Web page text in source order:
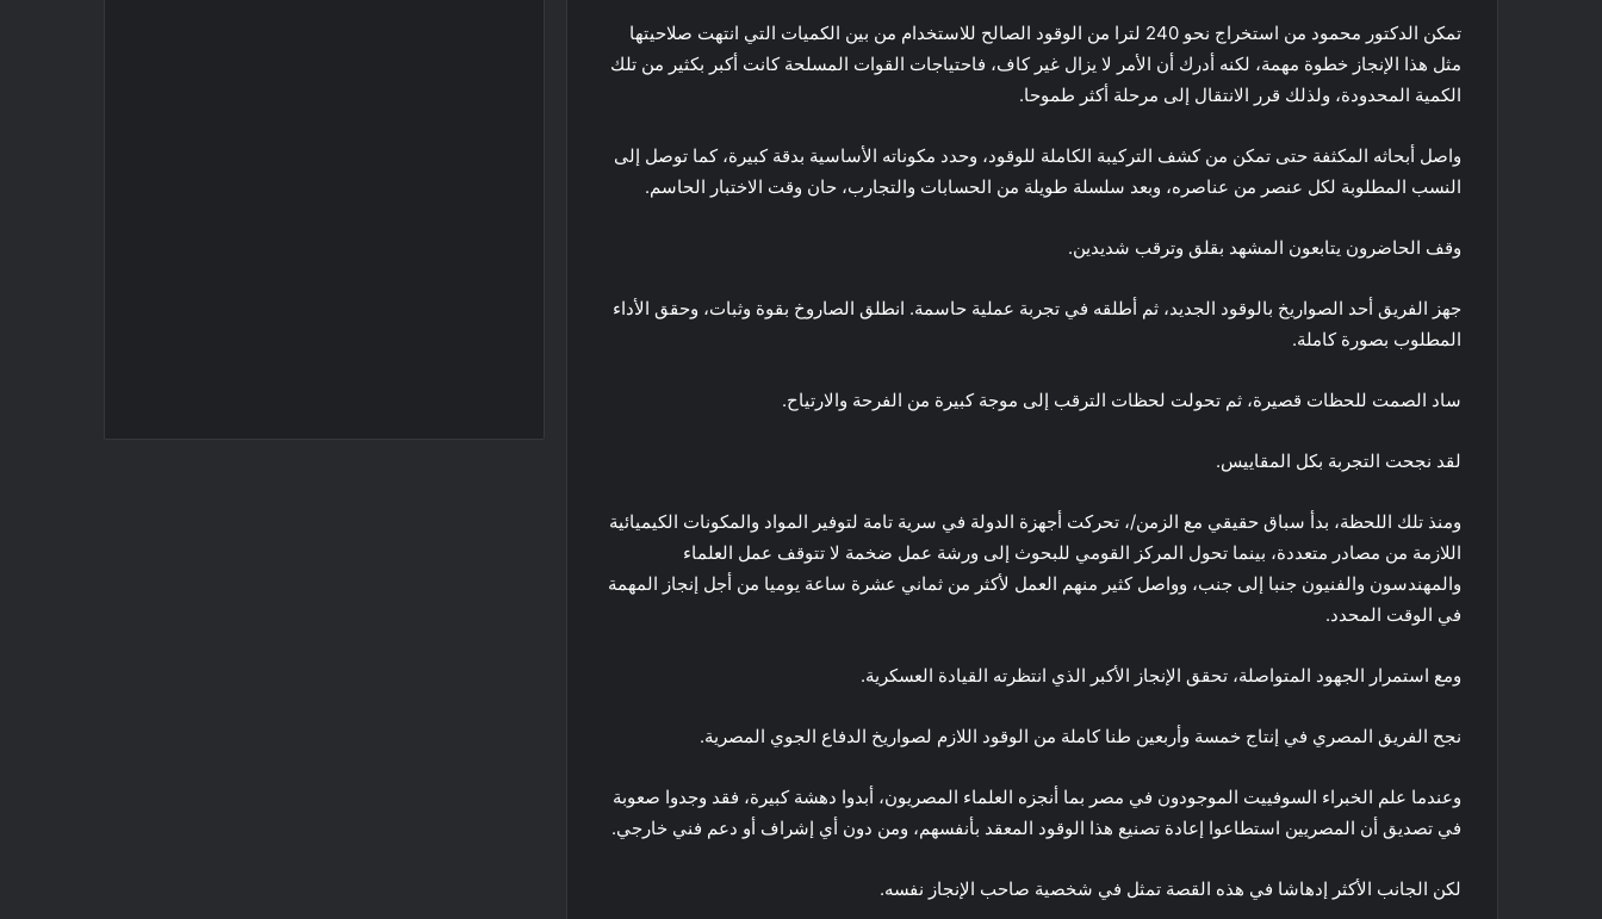
تمكن الدكتور محمود من استخراج نحو 240 لترا من الوقود الصالح للاستخدام من بين الكميات التي انتهت صلاحيتها
مثل هذا الإنجاز خطوة مهمة، لكنه أدرك أن الأمر لا يزال غير كاف، فاحتياجات القوات المسلحة كانت أكبر بكثير من تلك
الكمية المحدودة، ولذلك قرر الانتقال إلى مرحلة أكثر طموحا.
واصل أبحاثه المكثفة حتى تمكن من كشف التركيبة الكاملة للوقود، وحدد مكوناته الأساسية بدقة كبيرة، كما توصل إلى
النسب المطلوبة لكل عنصر من عناصره، وبعد سلسلة طويلة من الحسابات والتجارب، حان وقت الاختبار الحاسم.
وقف الحاضرون يتابعون المشهد بقلق وترقب شديدين.
جهز الفريق أحد الصواريخ بالوقود الجديد، ثم أطلقه في تجربة عملية حاسمة. انطلق الصاروخ بقوة وثبات، وحقق الأداء
المطلوب بصورة كاملة.
ساد الصمت للحظات قصيرة، ثم تحولت لحظات الترقب إلى موجة كبيرة من الفرحة والارتياح.
لقد نجحت التجربة بكل المقاييس.
ومنذ تلك اللحظة، بدأ سباق حقيقي مع الزمن/، تحركت أجهزة الدولة في سرية تامة لتوفير المواد والمكونات الكيميائية
اللازمة من مصادر متعددة، بينما تحول المركز القومي للبحوث إلى ورشة عمل ضخمة لا تتوقف عمل العلماء
والمهندسون والفنيون جنبا إلى جنب، وواصل كثير منهم العمل لأكثر من ثماني عشرة ساعة يوميا من أجل إنجاز المهمة
في الوقت المحدد.
ومع استمرار الجهود المتواصلة، تحقق الإنجاز الأكبر الذي انتظرته القيادة العسكرية.
نجح الفريق المصري في إنتاج خمسة وأربعين طنا كاملة من الوقود اللازم لصواريخ الدفاع الجوي المصرية.
وعندما علم الخبراء السوفييت الموجودون في مصر بما أنجزه العلماء المصريون، أبدوا دهشة كبيرة، فقد وجدوا صعوبة
في تصديق أن المصريين استطاعوا إعادة تصنيع هذا الوقود المعقد بأنفسهم، ومن دون أي إشراف أو دعم فني خارجي.
لكن الجانب الأكثر إدهاشا في هذه القصة تمثل في شخصية صاحب الإنجاز نفسه.